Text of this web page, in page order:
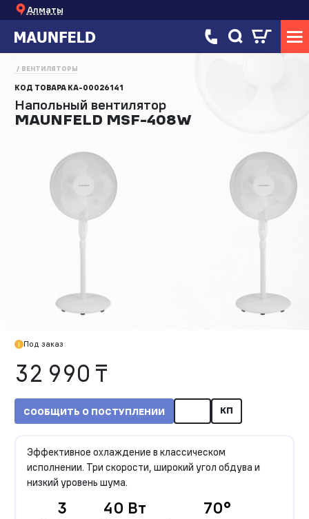
Алматы
ВЕНТИЛЯТОРЫ
КОД ТОВАРА КА-00026141
Напольный вентилятор
MAUNFELD MSF-408W
Под заказ
32 990 ₸
СООБЩИТЬ О ПОСТУПЛЕНИИ КП
Эффективное охлаждение в классическом
исполнении. Три скорости, широкий угол обдува и
низкий уровень шума.
3 40 Вт 70°